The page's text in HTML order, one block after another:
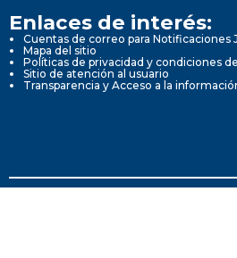
Enlaces de interés:
Cuentas de correo para Notificaciones
Mapa del sitio
Políticas de privacidad y condiciones
Sitio de atención al usuario
Transparencia y Acceso a la